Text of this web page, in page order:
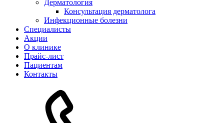
Дерматология
Консультация дерматолога
Инфекционные болезни
Специалисты
Акции
О клинике
Прайс-лист
Пациентам
Контакты